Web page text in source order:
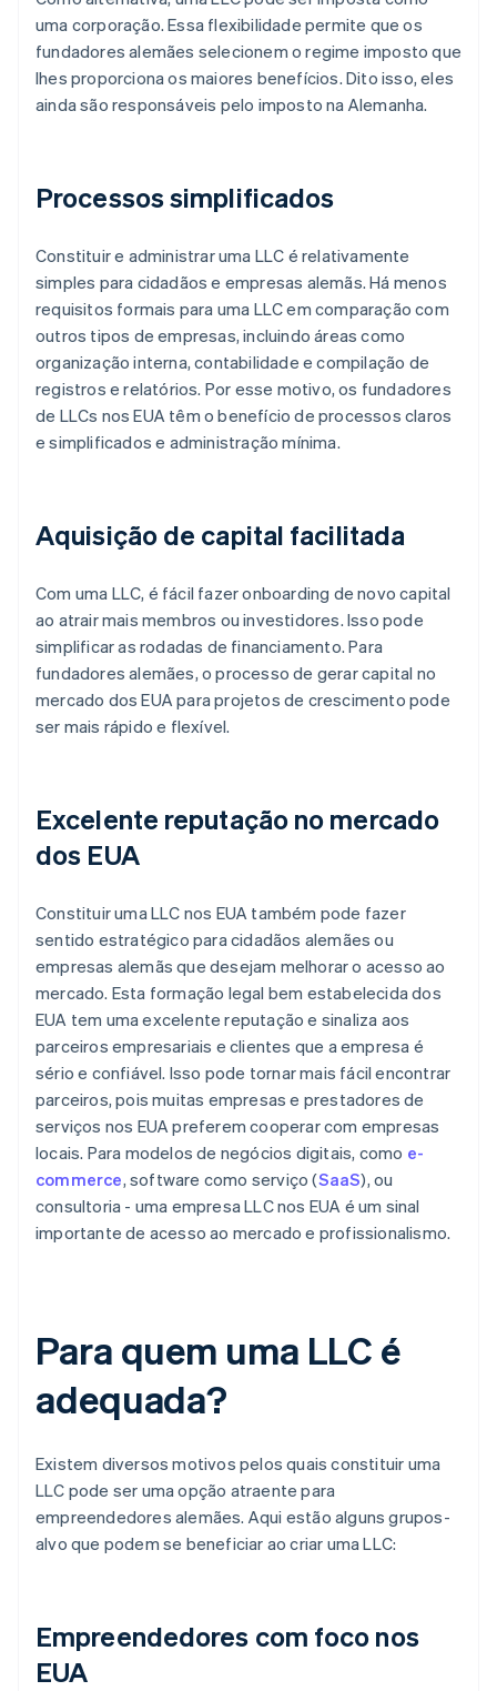
uma corporação. Essa flexibilidade permite que os
fundadores alemães selecionem o regime imposto que
lhes proporciona os maiores benefícios. Dito isso, eles
ainda são responsáveis pelo imposto na Alemanha.
Processos simplificados
Constituir e administrar uma LLC é relativamente
simples para cidadãos e empresas alemãs. Há menos
requisitos formais para uma LLC em comparação com
outros tipos de empresas, incluindo áreas como
organização interna, contabilidade e compilação de
registros e relatórios. Por esse motivo, os fundadores
de LLCs nos EUA têm o benefício de processos claros
e simplificados e administração mínima.
Aquisição de capital facilitada
Com uma LLC, é fácil fazer onboarding de novo capital
ao atrair mais membros ou investidores. Isso pode
simplificar as rodadas de financiamento. Para
fundadores alemães, o processo de gerar capital no
mercado dos EUA para projetos de crescimento pode
ser mais rápido e flexível.
Excelente reputação no mercado
dos EUA
Constituir uma LLC nos EUA também pode fazer
sentido estratégico para cidadãos alemães ou
empresas alemãs que desejam melhorar o acesso ao
mercado. Esta formação legal bem estabelecida dos
EUA tem uma excelente reputação e sinaliza aos
parceiros empresariais e clientes que a empresa é
sério e confiável. Isso pode tornar mais fácil encontrar
parceiros, pois muitas empresas e prestadores de
serviços nos EUA preferem cooperar com empresas
locais. Para modelos de negócios digitais, como e-
commerce, software como serviço (SaaS), ou
consultoria - uma empresa LLC nos EUA é um sinal
importante de acesso ao mercado e profissionalismo.
Para quem uma LLC é
adequada?
Existem diversos motivos pelos quais constituir uma
LLC pode ser uma opção atraente para
empreendedores alemães. Aqui estão alguns grupos-
alvo que podem se beneficiar ao criar uma LLC:
Empreendedores com foco nos
EUA